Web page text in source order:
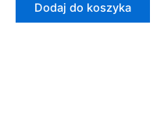
Dodaj do koszyka